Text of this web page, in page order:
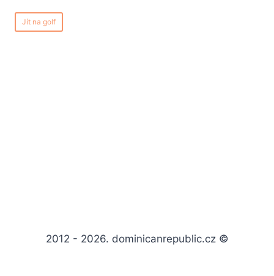
Jít na golf
2012 - 2026. dominicanrepublic.cz ©